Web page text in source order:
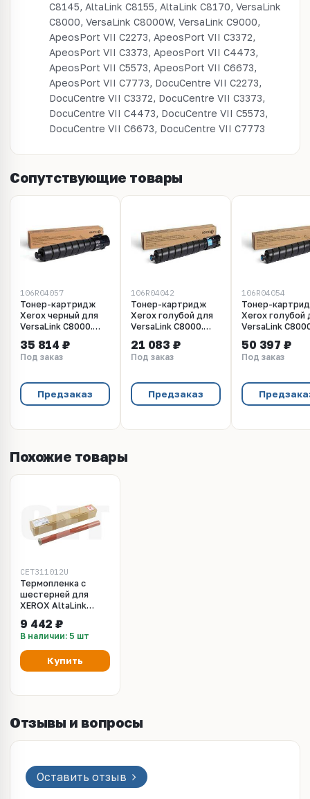
C8145, AltaLink C8155, AltaLink C8170, VersaLink
C8000, VersaLink C8000W, VersaLink C9000,
ApeosPort VII C2273, ApeosPort VII C3372,
ApeosPort VII C3373, ApeosPort VII C4473,
ApeosPort VII C5573, ApeosPort VII C6673,
ApeosPort VII C7773, DocuCentre VII C2273,
DocuCentre VII C3372, DocuCentre VII C3373,
DocuCentre VII C4473, DocuCentre VII C5573,
DocuCentre VII C6673, DocuCentre VII C7773
Сопутствующие товары
106R04057
Тонер-картридж
Xerox черный для
VersaLink C8000.
(106R04057)
35 814 ₽
Под заказ
Предзаказ
106R04042
Тонер-картридж
Xerox голубой для
VersaLink C8000.
(106R04042)
21 083 ₽
Под заказ
Предзаказ
106R04054
Тонер-
Xerox голубой
VersaLink
(106R04054)
50 397 ₽
Под заказ
Похожие товары
CET311012U
Термопленка с
шестерней для
XEROX AltaLink
(CET), CET311012U
9 442 ₽
В наличии: 5 шт
Купить
Отзывы и вопросы
Оставить отзыв